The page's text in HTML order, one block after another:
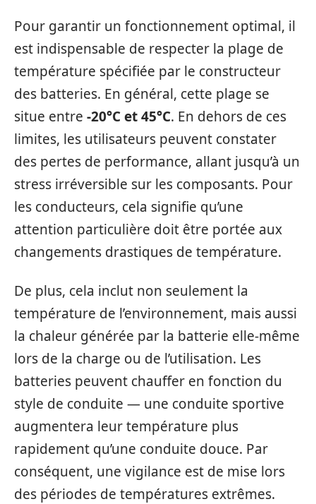
Pour garantir un fonctionnement optimal, il
est indispensable de respecter la plage de
température spécifiée par le constructeur
des batteries. En général, cette plage se
situe entre -20°C et 45°C. En dehors de ces
limites, les utilisateurs peuvent constater
des pertes de performance, allant jusqu’à un
stress irréversible sur les composants. Pour
les conducteurs, cela signifie qu’une
attention particulière doit être portée aux
changements drastiques de température.
De plus, cela inclut non seulement la
température de l’environnement, mais aussi
la chaleur générée par la batterie elle-même
lors de la charge ou de l’utilisation. Les
batteries peuvent chauffer en fonction du
style de conduite — une conduite sportive
augmentera leur température plus
rapidement qu’une conduite douce. Par
conséquent, une vigilance est de mise lors
des périodes de températures extrêmes.